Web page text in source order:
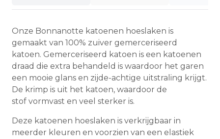
Onze Bonnanotte katoenen hoeslaken is
gemaakt van 100% zuiver gemerceriseerd
katoen. Gemerceriseerd katoen is een katoenen
draad die extra behandeld is waardoor het garen
een mooie glans en zijde-achtige uitstraling krijgt.
De krimp is uit het katoen, waardoor de
stof vormvast en veel sterker is.
Deze katoenen hoeslaken is verkrijgbaar in
meerder kleuren en voorzien van een elastiek